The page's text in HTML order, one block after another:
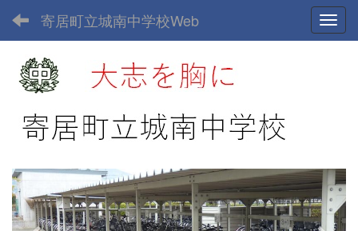
寄居町立城南中学校Web
p
r
e
n
e
x